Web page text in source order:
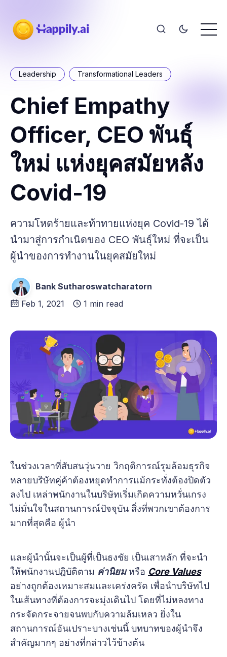
Leadership Transformational Leaders
Chief Empathy
Officer, CEO พันธุ์
ใหม่ แห่งยุคสมัยหลัง
Covid-19
ความโหดร้ายและท้าทายแห่งยุค Covid-19 ได้
นำมาสู่การกำเนิดของ CEO พันธุ์ใหม่ ที่จะเป็น
ผู้นำของการทำงานในยุคสมัยใหม่
Bank Sutharoswatcharatorn
Feb 1, 2021
1 min read
ในช่วงเวลาที่สับสนวุ่นวาย วิกฤติการณ์รุมล้อมธุรกิจ
หลายบริษัทคู่ค้าต้องหยุดทำการแม้กระทั่งต้องปิดตัว
ลงไป เหล่าพนักงานในบริษัทเริ่มเกิดความหวั่นเกรง
ไม่มั่นใจในสถานการณ์ปัจจุบัน สิ่งที่พวกเขาต้องการ
มากที่สุดคือ ผู้นำ
และผู้นำนั้นจะเป็นผู้ที่เป็นธงชัย เป็นเสาหลัก ที่จะนำ
ให้พนักงานปฎิบัติตาม ค่านิยมหรือ Core Values
อย่างถูกต้องเหมาะสมและเคร่งครัด เพื่อนำบริษัทไป
ในเส้นทางที่ต้องการจะมุ่งเดินไป โดยที่ไม่หลงทาง
กระจัดกระจายจนพบกับความล้มเหลว ยิ่งใน
สถานการณ์อันเปราะบางเช่นนี้ บทบาทของผู้นำจึง
สำคัญมากๆ อย่างที่กล่าวไว้ข้างต้น